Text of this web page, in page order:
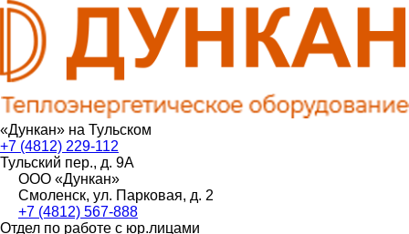
«Дункан» на Тульском
+7 (4812) 229-112
Тульский пер., д. 9А
ООО «Дункан»
Смоленск, ул. Парковая, д. 2
+7 (4812) 567-888
Отдел по работе с юр.лицами